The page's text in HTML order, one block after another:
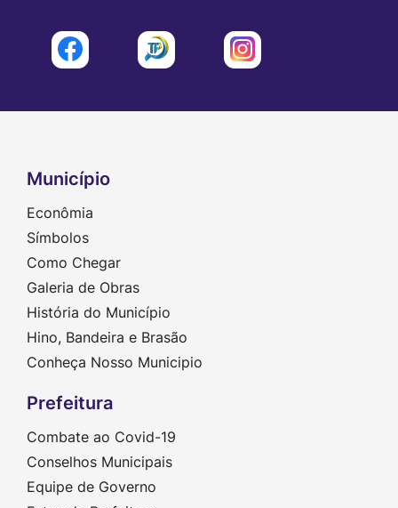
Acessar
a
Acessar
a
Acessar
a
Seção do Rodapé e Contato
Município
Econômia
Símbolos
Como Chegar
Galeria de Obras
História do Município
Hino, Bandeira e Brasão
Conheça Nosso Municipio
Prefeitura
Combate ao Covid-19
Conselhos Municipais
Equipe de Governo